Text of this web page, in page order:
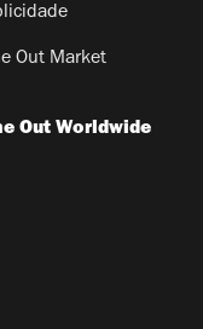
Out Market
Out Worldwide